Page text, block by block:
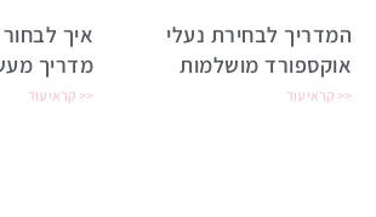
איך
מדריך
קראי עוד >>
המדריך לבחירת נעלי
אוקספורד מושלמות
קראי עוד >>